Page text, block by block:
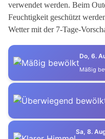
verwendet werden. Beim
Feuchtigkeit geschützt
Wetter mit der 7-Tage-
Do, 6.
Mäßig
Sa, 8.